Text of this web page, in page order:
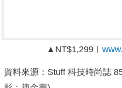
▲NT$1,299︱
資料來源：Stuff 科技時尚誌